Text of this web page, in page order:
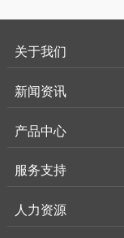
关于我们
新闻资讯
产品中心
服务支持
人力资源